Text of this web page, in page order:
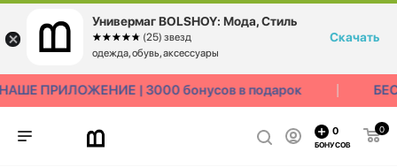
ПРИЛОЖЕНИЕ | 3000 бонусов в подарок
0
0
БОНУСОВ
Универмаг BOLSHOY: Мода, Стиль
☆☆☆☆☆
★★★★★ (25) звезд
одежда, обувь, аксессуары
Скачать